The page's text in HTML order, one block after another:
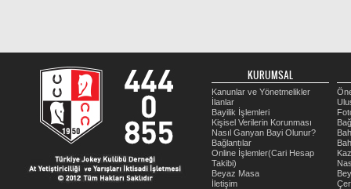
KURUMSAL
Kanunlar ve Yönetmelikler
İlanlar
Bayilik İşlemleri
Kişisel Verilerin Korunması
Nasıl Ganyan Bayi Olunur?
Bağlantılar
Online İşlemler(Cari Hesap
Takibi)
Beyaz Masa
İletişim